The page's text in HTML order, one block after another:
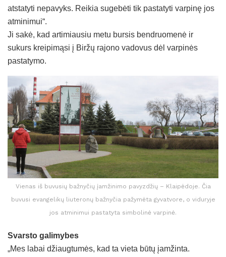
atstatyti nepavyks. Reikia sugebėti tik pastatyti varpinę jos
atminimui“.
Ji sakė, kad artimiausiu metu bursis bendruomenė ir
sukurs kreipimąsi į Biržų rajono vadovus dėl varpinės
pastatymo.
Vienas iš buvusių bažnyčių įamžinimo pavyzdžių – Klaipėdoje. Čia
buvusi evangelikų liuteronų bažnyčia pažymėta gyvatvore, o viduryje
jos atminimui pastatyta simbolinė varpinė.
Svarsto galimybes
„Mes labai džiaugtumės, kad ta vieta būtų įamžinta.